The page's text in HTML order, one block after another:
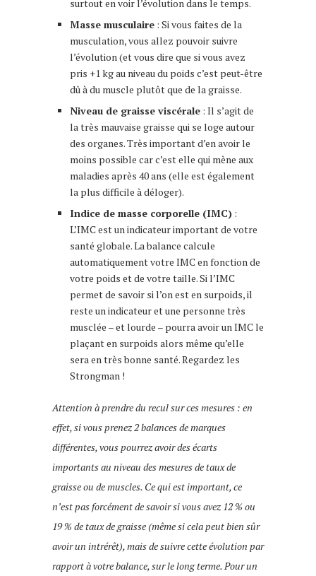
surtout en voir l’évolution dans le temps.
Masse musculaire : Si vous faites de la
musculation, vous allez pouvoir suivre
l’évolution (et vous dire que si vous avez
pris +1 kg au niveau du poids c’est peut-être
dû à du muscle plutôt que de la graisse.
Niveau de graisse viscérale : Il s’agit de
la très mauvaise graisse qui se loge autour
des organes. Très important d’en avoir le
moins possible car c’est elle qui mène aux
maladies après 40 ans (elle est également
la plus difficile à déloger).
Indice de masse corporelle (IMC) :
L’IMC est un indicateur important de votre
santé globale. La balance calcule
automatiquement votre IMC en fonction de
votre poids et de votre taille. Si l’IMC
permet de savoir si l’on est en surpoids, il
reste un indicateur et une personne très
musclée – et lourde – pourra avoir un IMC le
plaçant en surpoids alors même qu’elle
sera en très bonne santé. Regardez les
Strongman !
Attention à prendre du recul sur ces mesures : en
effet, si vous prenez 2 balances de marques
différentes, vous pourrez avoir des écarts
importants au niveau des mesures de taux de
graisse ou de muscles. Ce qui est important, ce
n’est pas forcément de savoir si vous avez 12 % ou
19 % de taux de graisse (même si cela peut bien sûr
avoir un intrérêt), mais de suivre cette évolution par
rapport à votre balance, sur le long terme. Pour un